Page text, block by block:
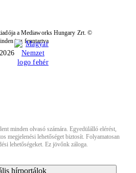
a Mediaworks Hungary Zrt. ©
jog fenntartva
minden olvasó számára. Egyedülálló elérést,
megjelenési lehetőséget biztosít. Folyamatosan
lehetőségeket. Ez jövőnk záloga.
hírportálok